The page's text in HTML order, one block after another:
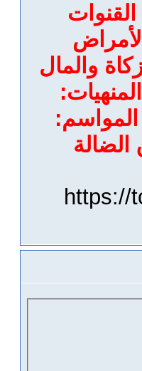
والمال
المواسم:
الضالة
https://